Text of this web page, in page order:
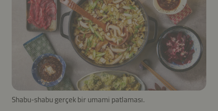
Shabu-shabu gerçek bir umami patlaması.